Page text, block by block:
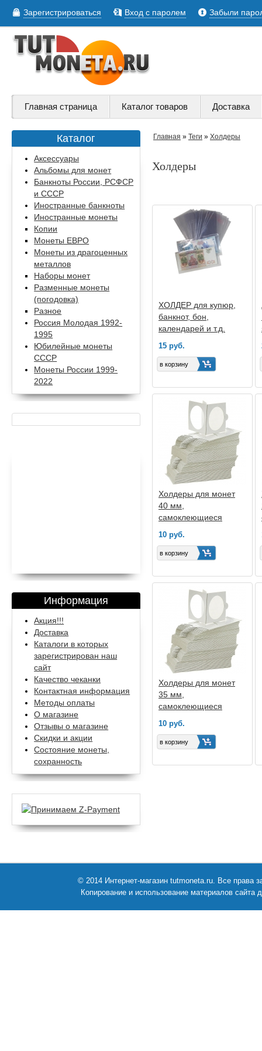
Зарегистрироваться Вход с паролем Забыли
Главная страница Каталог товаров Доставка
Каталог
Аксессуары
Альбомы для монет
Банкноты России, РСФСР
и СССР
Иностранные банкноты
Иностранные монеты
Копии
Монеты ЕВРО
Монеты из драгоценных
металлов
Наборы монет
Разменные монеты
(погодовка)
Разное
Россия Молодая 1992-
1995
Юбилейные монеты
СССР
Монеты России 1999-
2022
Информация
Акция!!!
Доставка
Каталоги в которых
зарегистрирован наш
сайт
Качество чеканки
Контактная информация
Методы оплаты
О магазине
Отзывы о магазине
Скидки и акции
Состояние монеты,
сохранность
Главная » Теги » Холдеры
Холдеры
ХОЛДЕР для купюр,
банкнот, бон,
календарей и т.д.
15 руб.
Холдеры для монет
40 мм,
самоклеющиеся
10 руб.
Холдеры для монет
35 мм,
самоклеющиеся
10 руб.
© 2014 Интернет-магазин tutmoneta.ru. Все права
Копирование и использование материалов сайта